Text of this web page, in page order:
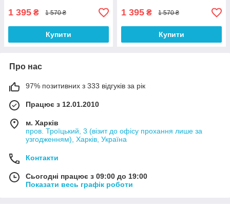
1 395 ₴ 1 570 ₴
Купити
1 395 ₴ 1 570 ₴
Купити
Про нас
97% позитивних з 333 відгуків за рік
Працює з 12.01.2010
м. Харків
пров. Троїцький, 3 (візит до офісу прохання лише за
узгодженням), Харків, Україна
Контакти
Сьогодні працює з 09:00 до 19:00
Показати весь графік роботи